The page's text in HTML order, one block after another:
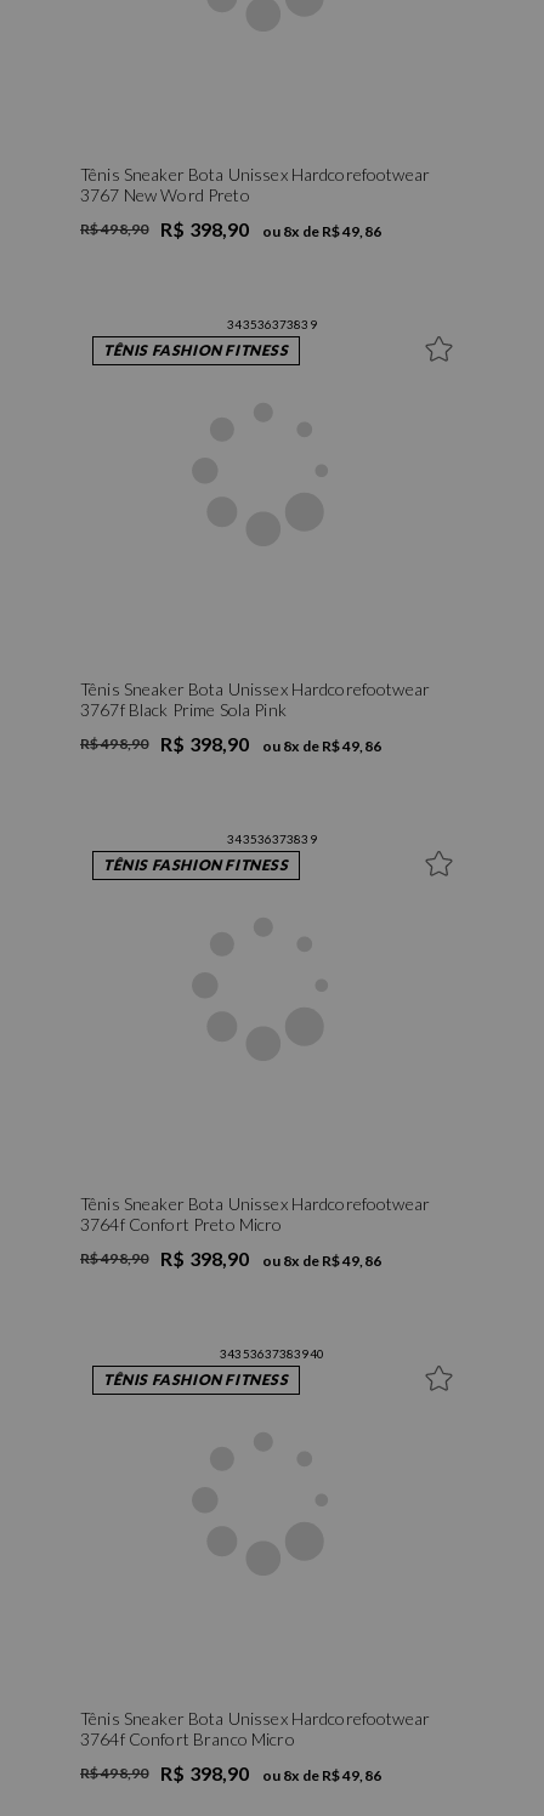
Tênis Sneaker Bota Unissex Hardcorefootwear
3767 New Word Preto
R$ 498,90 R$ 398,90 ou 8x de R$ 49,86
TÊNIS FASHION FITNESS
343536373839
Tênis Sneaker Bota Unissex Hardcorefootwear
3767f Black Prime Sola Pink
R$ 498,90 R$ 398,90 ou 8x de R$ 49,86
TÊNIS FASHION FITNESS
343536373839
Tênis Sneaker Bota Unissex Hardcorefootwear
3764f Confort Preto Micro
R$ 498,90 R$ 398,90 ou 8x de R$ 49,86
TÊNIS FASHION FITNESS
34353637383940
Tênis Sneaker Bota Unissex Hardcorefootwear
3764f Confort Branco Micro
R$ 498,90 R$ 398,90 ou 8x de R$ 49,86